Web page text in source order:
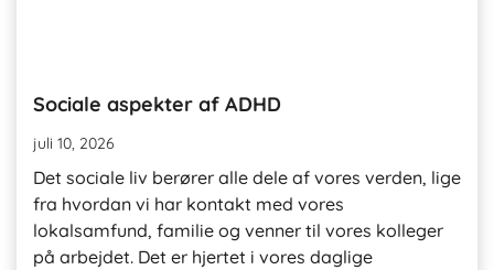
Sociale aspekter af ADHD
juli 10, 2026
Det sociale liv berører alle dele af vores verden, lige
fra hvordan vi har kontakt med vores
lokalsamfund, familie og venner til vores kolleger
på arbejdet. Det er hjertet i vores daglige